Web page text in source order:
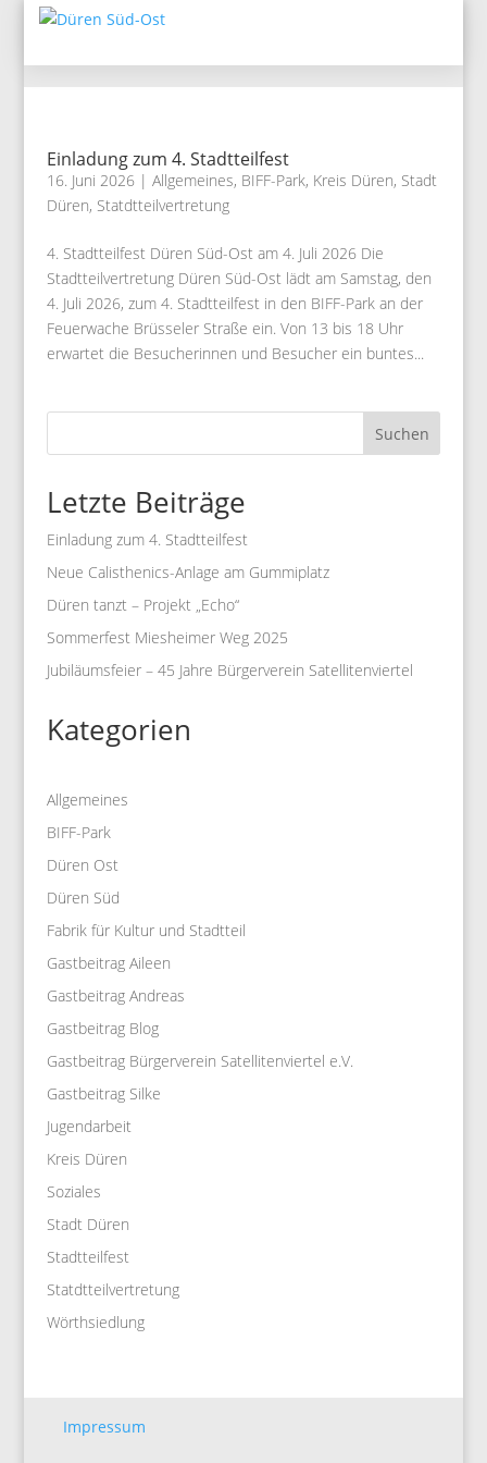
Einladung zum 4. Stadtteilfest
16. Juni 2026| Allgemeines, BIFF-Park, Kreis Düren, Stadt
Düren, Statdtteilvertretung
4. Stadtteilfest Düren Süd-Ost am 4. Juli 2026 Die
Stadtteilvertretung Düren Süd-Ost lädt am Samstag, den
4. Juli 2026, zum 4. Stadtteilfest in den BIFF-Park an der
Feuerwache Brüsseler Straße ein. Von 13 bis 18 Uhr
erwartet die Besucherinnen und Besucher ein buntes...
Suchen
Letzte Beiträge
Einladung zum 4. Stadtteilfest
Neue Calisthenics-Anlage am Gummiplatz
Düren tanzt – Projekt „Echo“
Sommerfest Miesheimer Weg 2025
Jubiläumsfeier – 45 Jahre Bürgerverein Satellitenviertel
Kategorien
Allgemeines
BIFF-Park
Düren Ost
Düren Süd
Fabrik für Kultur und Stadtteil
Gastbeitrag Aileen
Gastbeitrag Andreas
Gastbeitrag Blog
Gastbeitrag Bürgerverein Satellitenviertel e.V.
Gastbeitrag Silke
Jugendarbeit
Kreis Düren
Soziales
Stadt Düren
Stadtteilfest
Statdtteilvertretung
Wörthsiedlung
Impressum